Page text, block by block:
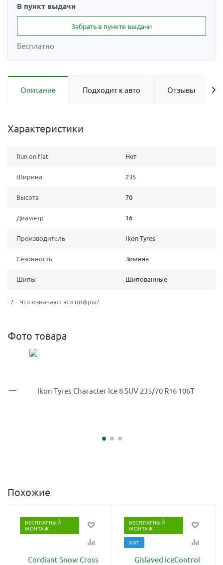
В пункт выдачи
Бесплатно
Забрать в пункте выдачи
Описание Подходит к авто Отзывы
Характеристики
Run on flat Нет
Ширина 235
Высота 70
Диаметр 16
Производитель Ikon Tyres
Сезонность Зимняя
Шипы Шипованные
? Что означают эти цифры?
Фото товара
Похожие
БЕСПЛАТНЫЙ
МОНТАЖ
БЕСПЛАТНЫЙ
МОНТАЖ
ХИТ